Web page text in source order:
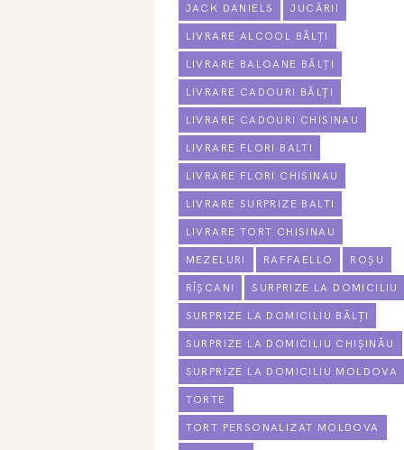
JACK DANIELS JUCĂRII
LIVRARE ALCOOL BĂLȚI
LIVRARE BALOANE BĂLȚI
LIVRARE CADOURI BĂLȚI
LIVRARE CADOURI CHISINAU
LIVRARE FLORI BALTI
LIVRARE FLORI CHISINAU
LIVRARE SURPRIZE BALTI
LIVRARE TORT CHISINAU
MEZELURI RAFFAELLO ROȘU
RÎȘCANI SURPRIZE LA DOMICILIU
SURPRIZE LA DOMICILIU BĂLȚI
SURPRIZE LA DOMICILIU CHIȘINĂU
SURPRIZE LA DOMICILIU MOLDOVA
TORTE
TORT PERSONALIZAT MOLDOVA